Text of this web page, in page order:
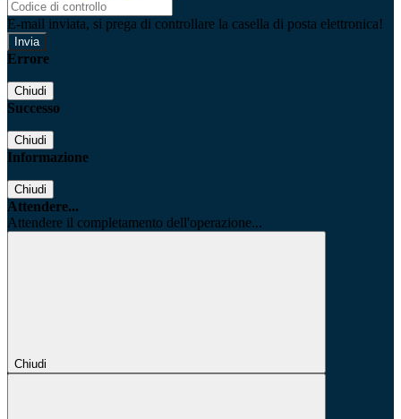
E-mail inviata, si prega di controllare la casella di posta elettronica!
Errore
Chiudi
Successo
Chiudi
Informazione
Chiudi
Attendere...
Attendere il completamento dell'operazione...
Chiudi